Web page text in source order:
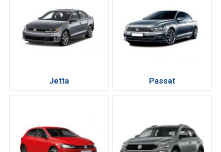
Jetta Passat